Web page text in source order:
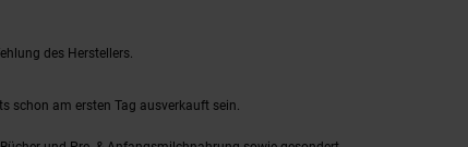
des Herstellers.
schon am ersten Tag ausverkauft sein.